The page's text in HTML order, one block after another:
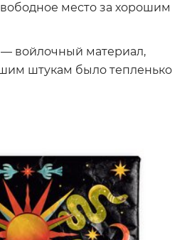
место за хорошим
— войлочный материал,
штукам было тепленько